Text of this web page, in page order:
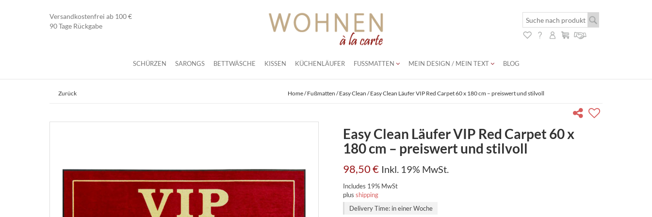
Versandkostenfrei ab 100 €
90 Tage Rückgabe
SCHÜRZEN SARONGS BETTWÄSCHE KISSEN KÜCHENLÄUFER FUSSMATTEN MEIN DESIGN / MEIN TEXT BLOG
Zurück Home/Fußmatten /Easy Clean / Easy Clean Läufer VIP Red Carpet 60 x 180 cm – preiswert und stilvoll
Easy Clean Läufer VIP Red Carpet 60 x
180 cm – preiswert und stilvoll
98,50€ Inkl. 19% MwSt.
Includes 19% MwSt
plus shipping
Delivery Time: in einer Woche